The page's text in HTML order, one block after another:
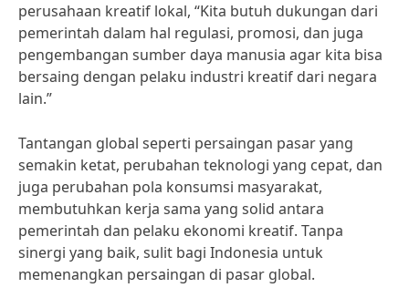
perusahaan kreatif lokal, “Kita butuh dukungan dari
pemerintah dalam hal regulasi, promosi, dan juga
pengembangan sumber daya manusia agar kita bisa
bersaing dengan pelaku industri kreatif dari negara
lain.”
Tantangan global seperti persaingan pasar yang
semakin ketat, perubahan teknologi yang cepat, dan
juga perubahan pola konsumsi masyarakat,
membutuhkan kerja sama yang solid antara
pemerintah dan pelaku ekonomi kreatif. Tanpa
sinergi yang baik, sulit bagi Indonesia untuk
memenangkan persaingan di pasar global.